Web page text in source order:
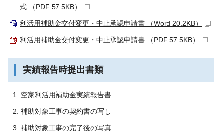
式 （PDF 57.5KB）
利活用補助金交付変更・中止承認申請書 （Word 20.2KB）
利活用補助金交付変更・中止承認申請書 （PDF 57.5KB）
実績報告時提出書類
空家利活用補助金実績報告書
補助対象工事の契約書の写し
補助対象工事の完了後の写真